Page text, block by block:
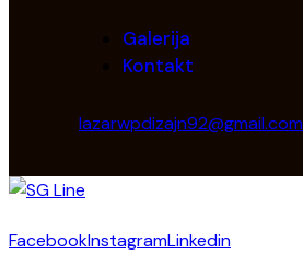
Galerija
Kontakt
lazarwpdizajn92@gmail.com
FacebookInstagramLinkedin